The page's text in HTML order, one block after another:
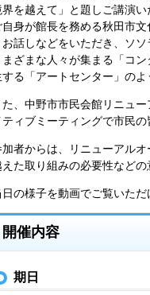
を越えて」と題しご講演い
自身が館長を務める秋田市
お話しなどをいただき、ソ
まざまな人々が集まる「コ
する「アートセンター」の
た、中野市市民会館リニュ
ティブミーティングで市民
加者からは、リニューアル
えた取り組みの必要性などの
の様子を動画でご覧いただ
開催内容
期日